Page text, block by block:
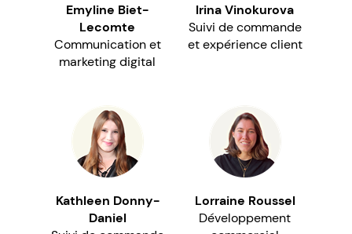
Emyline Biet-
Lecomte
Communication et
marketing digital
Irina Vinokurova
Suivi de commande
et expérience client
Kathleen Donny-
Daniel
Lorraine Roussel
Développement